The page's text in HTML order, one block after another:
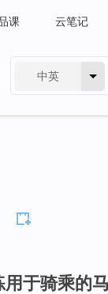
课 云笔记
中英
于骑乘的